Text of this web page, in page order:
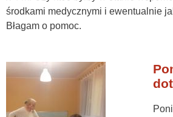
środkami medycznymi i ewentualnie
Błagam o pomoc.